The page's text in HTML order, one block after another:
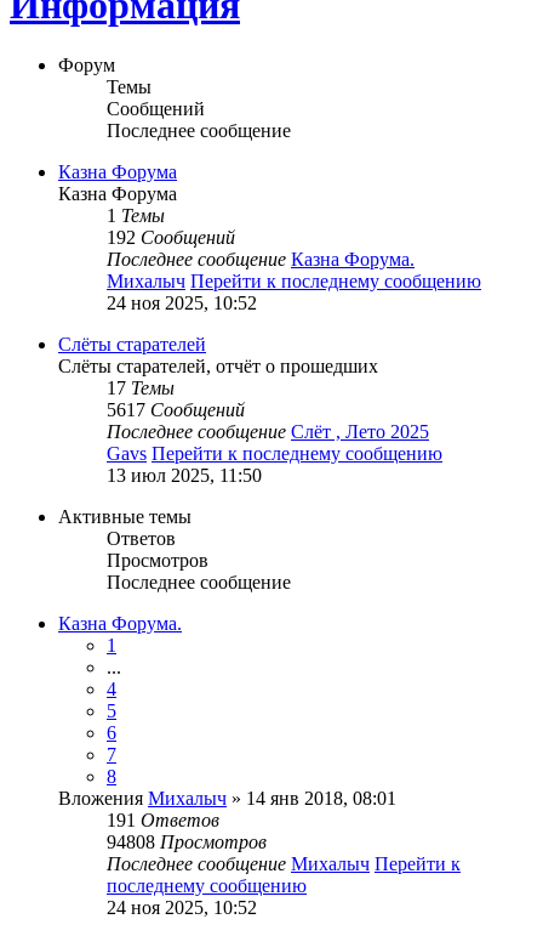
Форум
Темы
Сообщений
Последнее сообщение
Казна Форума
Казна Форума
1 Темы
192 Сообщений
Последнее сообщение Казна Форума.
Михалыч Перейти к последнему сообщению
24 ноя 2025, 10:52
Слёты старателей
Слёты старателей, отчёт о прошедших
17 Темы
5617 Сообщений
Последнее сообщение Слёт , Лето 2025
Gavs Перейти к последнему сообщению
13 июл 2025, 11:50
Активные темы
Ответов
Просмотров
Последнее сообщение
Казна Форума.
1
...
4
5
6
7
8
Вложения Михалыч » 14 янв 2018, 08:01
191 Ответов
94808 Просмотров
Последнее сообщение Михалыч Перейти к
последнему сообщению
24 ноя 2025, 10:52